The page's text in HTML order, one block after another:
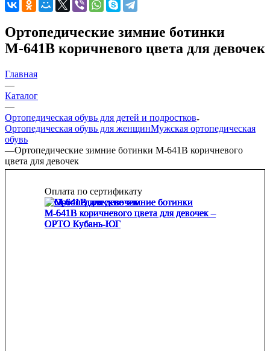
Ортопедические зимние ботинки
М-641В коричневого цвета для девочек
Главная
—
Каталог
—
Ортопедическая обувь для детей и подростков
Ортопедическая обувь для женщинМужская ортопедическая
обувь
—Ортопедические зимние ботинки М-641В коричневого
цвета для девочек
Оплата по сертификату